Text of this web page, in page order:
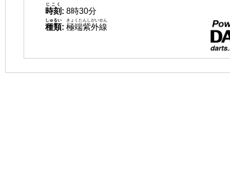
時刻
じこく
: 8時30分
種類
しゅるい
: 極端紫外線
きょくたんしがいせん